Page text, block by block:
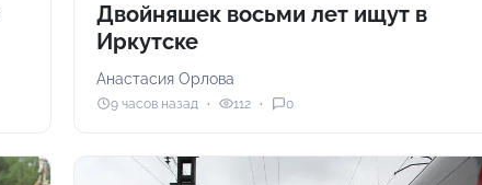
Двойняшек восьми лет ищут в
Иркутске
Анастасия Орлова
9 часов назад 112 0